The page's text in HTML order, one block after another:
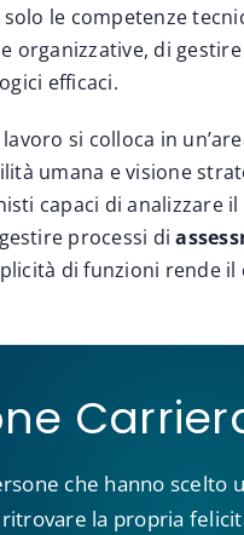
le competenze
organizzative, di
efficaci.
si colloca in
umana e visione
capaci di analizzare
processi di
di funzioni rende
che hanno scelto
la propria